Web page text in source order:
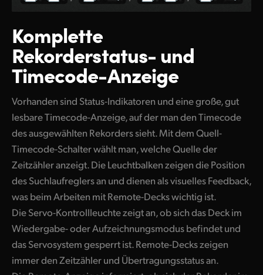
Komplette
Rekorderstatus-und
Timecode-Anzeige
Vorhanden sind Status-Indikatoren und eine große, gut
lesbare Timecode-Anzeige, auf der man den Timecode
des ausgewählten Rekorders sieht. Mit dem Quell-
Timecode-Schalter wählt man, welche Quelle der
Zeitzähler anzeigt. Die Leuchtbalken zeigen die Position
des Suchlaufreglers an und dienen als visuelles Feedback,
was beim Arbeiten mit Remote-Decks wichtig ist.
Die Servo-Kontrollleuchte zeigt an, ob sich das Deck im
Wiedergabe- oder Aufzeichnungsmodus befindet und
das Servosystem gesperrt ist. Remote-Decks zeigen
immer den Zeitzähler und Übertragungsstatus an.